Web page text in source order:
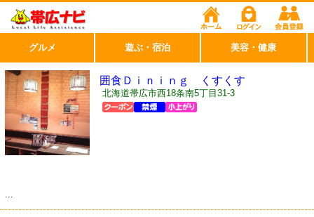
囲食Ｄｉｎｉｎｇ くすくす
北海道帯広市西18条南5丁目31-3
グルメ 遊ぶ・宿泊 美容・健康